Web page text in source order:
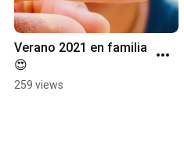
Verano 2021 en familia
😍
259 views